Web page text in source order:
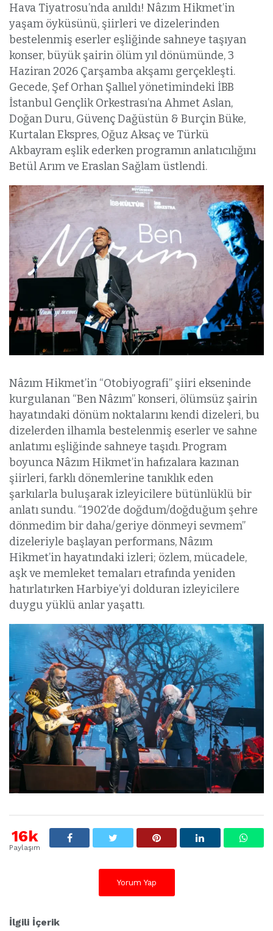
Hava Tiyatrosu’nda anıldı! Nâzım Hikmet’in
yaşam öyküsünü, şiirleri ve dizelerinden
bestelenmiş eserler eşliğinde sahneye taşıyan
konser, büyük şairin ölüm yıl dönümünde, 3
Haziran 2026 Çarşamba akşamı gerçekleşti.
Gecede, Şef Orhan Şallıel yönetimindeki İBB
İstanbul Gençlik Orkestrası’na Ahmet Aslan,
Doğan Duru, Güvenç Dağüstün & Burçin Büke,
Kurtalan Ekspres, Oğuz Aksaç ve Türkü
Akbayram eşlik ederken programın anlatıcılığını
Betül Arım ve Eraslan Sağlam üstlendi.
Nâzım Hikmet’in “Otobiyografi” şiiri ekseninde
kurgulanan “Ben Nâzım” konseri, ölümsüz şairin
hayatındaki dönüm noktalarını kendi dizeleri, bu
dizelerden ilhamla bestelenmiş eserler ve sahne
anlatımı eşliğinde sahneye taşıdı. Program
boyunca Nâzım Hikmet’in hafızalara kazınan
şiirleri, farklı dönemlerine tanıklık eden
şarkılarla buluşarak izleyicilere bütünlüklü bir
anlatı sundu. “1902’de doğdum/doğduğum şehre
dönmedim bir daha/geriye dönmeyi sevmem”
dizeleriyle başlayan performans, Nâzım
Hikmet’in hayatındaki izleri; özlem, mücadele,
aşk ve memleket temaları etrafında yeniden
hatırlatırken Harbiye’yi dolduran izleyicilere
duygu yüklü anlar yaşattı.
16k
Paylaşım
Yorum Yap
İlgili İçerik